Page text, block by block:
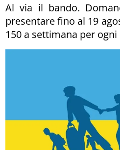
Al via il bando.
presentare fino al 19
150 a settimana per